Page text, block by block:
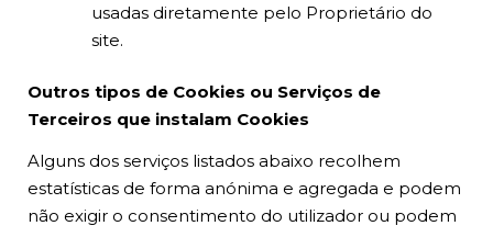
usadas diretamente pelo Proprietário do
site.
Outros tipos de Cookies ou Serviços de
Terceiros que instalam Cookies
Alguns dos serviços listados abaixo recolhem
estatísticas de forma anónima e agregada e podem
não exigir o consentimento do utilizador ou podem